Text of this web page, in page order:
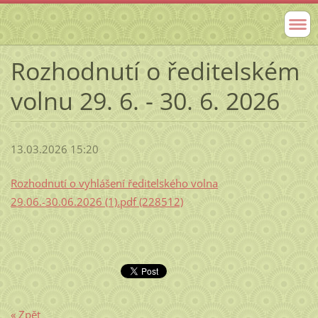
Rozhodnutí o ředitelském
volnu 29. 6. - 30. 6. 2026
13.03.2026 15:20
Rozhodnutí o vyhlášení ředitelského volna
29.06.-30.06.2026 (1).pdf (228512)
« Zpět